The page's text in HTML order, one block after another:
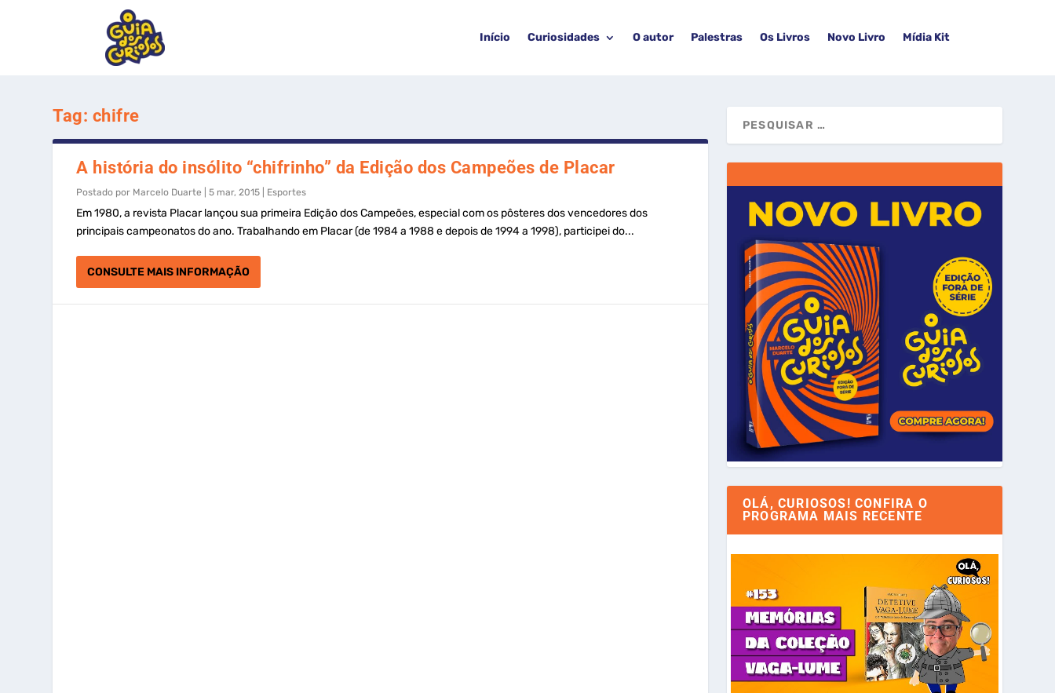
Início Curiosidades O autor Palestras Os Livros Novo Livro Mídia Kit
Tag: chifre
A história do insólito “chifrinho” da Edição dos Campeões de Placar
Postado por Marcelo Duarte |5 mar, 2015 Esportes
Em 1980, a revista Placar lançou sua primeira Edição dos Campeões, especial com os pôsteres dos vencedores dos
principais campeonatos do ano. Trabalhando em Placar (de 1984 a 1988 e depois de 1994 a 1998), participei do...
CONSULTE MAIS INFORMAÇÃO
OLÁ, CURIOSOS! CONFIRA O
PROGRAMA MAIS RECENTE